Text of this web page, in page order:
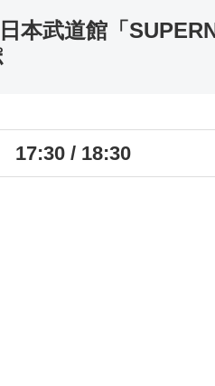
本武道館「
17:30 / 18:30